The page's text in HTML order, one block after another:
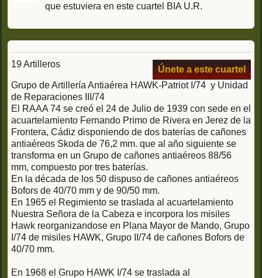
que estuviera en este cuartel BIA U.R.
19 Artilleros
Únete a este cuartel
Grupo de Artillería Antiaérea HAWK-Patriot I/74 y Unidad
de Reparaciones III/74
El RAAA 74 se creó el 24 de Julio de 1939 con sede en el
acuartelamiento Fernando Primo de Rivera en Jerez de la
Frontera, Cádiz disponiendo de dos baterías de cañones
antiaéreos Skoda de 76,2 mm. que al año siguiente se
transforma en un Grupo de cañones antiaéreos 88/56
mm, compuesto por tres baterías.
En la década de los 50 dispuso de cañones antiaéreos
Bofors de 40/70 mm y de 90/50 mm.
En 1965 el Regimiento se traslada al acuartelamiento
Nuestra Señora de la Cabeza e incorpora los misiles
Hawk reorganizandose en Plana Mayor de Mando, Grupo
I/74 de misiles HAWK, Grupo II/74 de cañones Bofors de
40/70 mm.
En 1968 el Grupo HAWK I/74 se traslada al